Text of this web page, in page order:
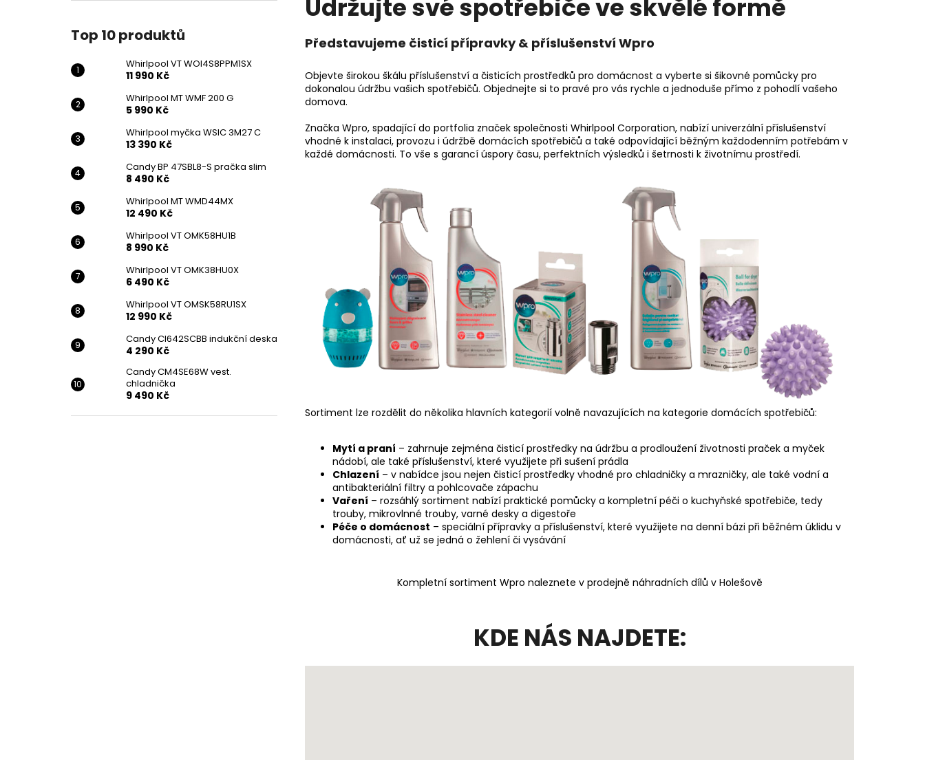
Top 10 produktů
Whirlpool VT WOI4S8PPM1SX
11 990 Kč
Whirlpool MT WMF 200 G
5 990 Kč
Whirlpool myčka WSIC 3M27 C
13 390 Kč
Candy BP 47SBL8-S pračka slim
8 490 Kč
Whirlpool MT WMD44MX
12 490 Kč
Whirlpool VT OMK58HU1B
8 990 Kč
Whirlpool VT OMK38HU0X
6 490 Kč
Whirlpool VT OMSK58RU1SX
12 990 Kč
Candy CI642SCBB indukční deska
4 290 Kč
Candy CM4SE68W vest.
chladnička
9 490 Kč
Udržujte své spotřebiče ve skvělé formě
Představujeme čisticí přípravky & příslušenství Wpro
Objevte širokou škálu příslušenství a čisticích prostředků pro domácnost a vyberte si šikovné pomůcky pro
dokonalou údržbu vašich spotřebičů. Objednejte si to pravé pro vás rychle a jednoduše přímo z pohodlí vašeho
domova.
Značka Wpro, spadající do portfolia značek společnosti Whirlpool Corporation, nabízí univerzální příslušenství
vhodné k instalaci, provozu i údržbě domácích spotřebičů a také odpovídající běžným každodenním potřebám v
každé domácnosti. To vše s garancí úspory času, perfektních výsledků i šetrnosti k životnímu prostředí.
Sortiment lze rozdělit do několika hlavních kategorií volně navazujících na kategorie domácích spotřebičů:
Mytí a praní – zahrnuje zejména čisticí prostředky na údržbu a prodloužení životnosti praček a myček
nádobí, ale také příslušenství, které využijete při sušení prádla
Chlazení – v nabídce jsou nejen čisticí prostředky vhodné pro chladničky a mrazničky, ale také vodní a
antibakteriální filtry a pohlcovače zápachu
Vaření – rozsáhlý sortiment nabízí praktické pomůcky a kompletní péči o kuchyňské spotřebiče, tedy
trouby, mikrovlnné trouby, varné desky a digestoře
Péče o domácnost – speciální přípravky a příslušenství, které využijete na denní bázi při běžném úklidu v
domácnosti, ať už se jedná o žehlení či vysávání
Kompletní sortiment Wpro naleznete v prodejně náhradních dílů v Holešově
KDE NÁS NAJDETE: